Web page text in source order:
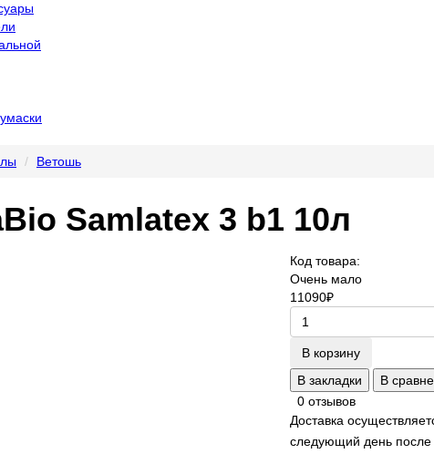
Ветошь
Samlatex 3 b1 10л
Код товара:
Очень мало
11090₽
В корзину
В закладки
В
0 отзывов
Доставка
следующий день после